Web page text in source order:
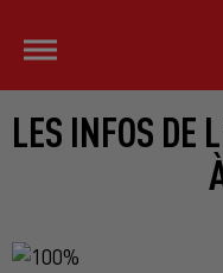
LES INFOS